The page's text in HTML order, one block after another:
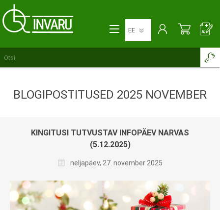
BLOGIPOSTITUSED 2025 NOVEMBER
KINGITUSI TUTVUSTAV INFOPÄEV NARVAS
(5.12.2025)
neljapäev, 27. november 2025